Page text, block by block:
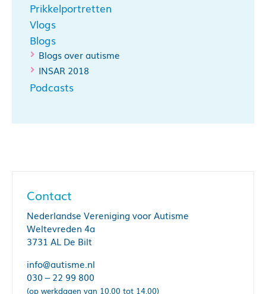
Prikkelportretten
Vlogs
Blogs
Blogs over autisme
INSAR 2018
Podcasts
Contact
Nederlandse Vereniging voor Autisme
Weltevreden 4a
3731 AL De Bilt
info@autisme.nl
030 – 22 99 800
(op werkdagen van 10.00 tot 14.00)